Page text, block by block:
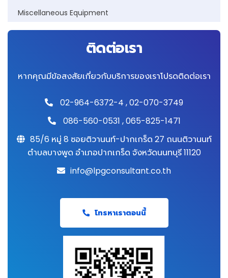
Miscellaneous Equipment
ติดต่อเรา
หากคุณมีข้อสงสัยเกี่ยวกับบริการของเราโปรดติดต่อเรา
02-964-6372-4 ,02-070-3749
086-560-0531 ,065-825-1471
85/6 หมู่ 8 ซอยติวานนท์-ปากเกร็ด 27 ถนนติวานนท์
ตำบลบางพูด อำเภอปากเกร็ด จังหวัดนนทบุรี 11120
info@lpgconsultant.co.th
โทรหาเราตอนนี้